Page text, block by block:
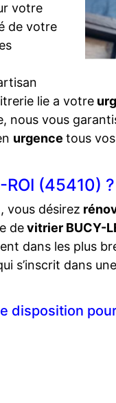
votre
de votre
lie a votre
vous
urgence tous
(45410) ?
, vous désirez
devitrier BUCY-
dans les plus
s’inscrit dans
disposition